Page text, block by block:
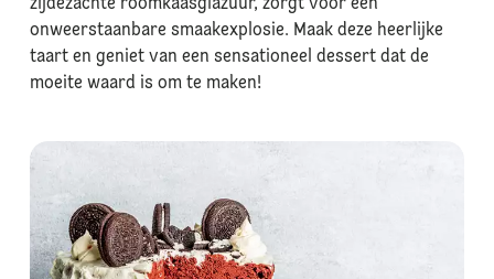
zijdezachte roomkaasglazuur, zorgt voor een
onweerstaanbare smaakexplosie. Maak deze heerlijke
taart en geniet van een sensationeel dessert dat de
moeite waard is om te maken!